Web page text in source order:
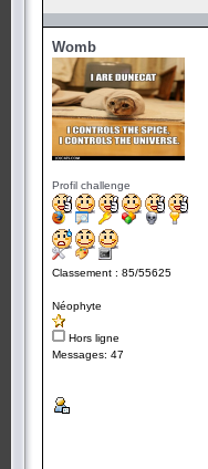
Womb
Profil challenge
Classement : 85/55625
Néophyte
Hors ligne
Messages: 47